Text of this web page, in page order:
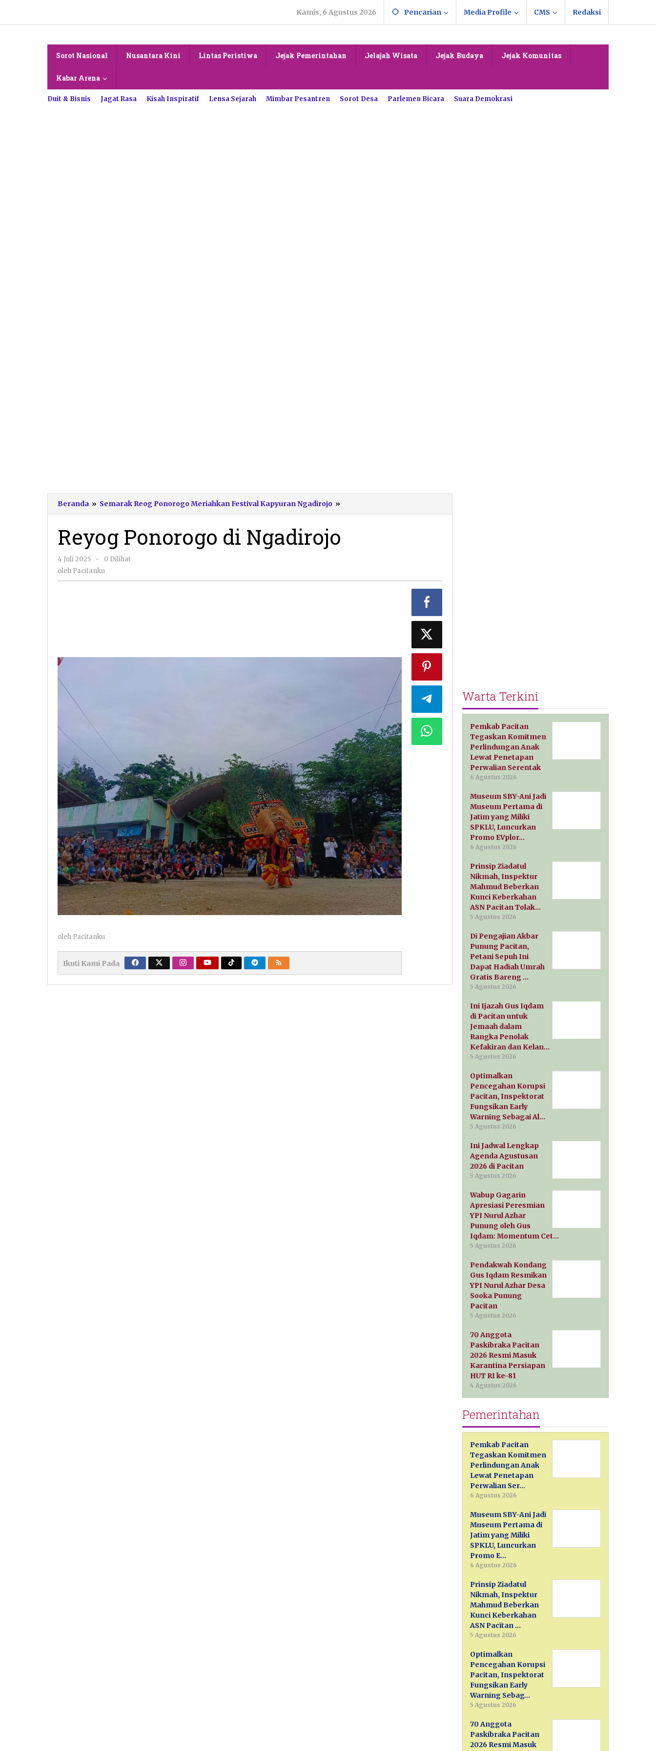
konten
Kamis, 6 Agustus 2026 Pencarian Media Profile CMS Redaksi
Sorot Nasional Nusantara Kini Lintas Peristiwa Jejak Pemerintahan Jelajah Wisata Jejak Budaya Jejak Komunitas
Kabar Arena
Duit & Bisnis Jagat Rasa Kisah Inspiratif Lensa Sejarah Mimbar Pesantren Sorot Desa Parlemen Bicara Suara Demokrasi
Beranda » Semarak Reog Ponorogo Meriahkan Festival Kapyuran Ngadirojo »
Ponorogo
Reyog Ponorogo di Ngadirojo
4 Juli 2025
oleh
Pacitanku
-
0 Dilihat
oleh Pacitanku
oleh Pacitanku
Ikuti Kami Pada
Warta Terkini
Pemkab Pacitan
Tegaskan Komitmen
Perlindungan Anak
Lewat Penetapan
Perwalian Serentak
6 Agustus 2026
Museum SBY-Ani Jadi
Museum Pertama di
Jatim yang Miliki
SPKLU, Luncurkan
Promo EVplor…
6 Agustus 2026
Prinsip Ziadatul
Nikmah, Inspektur
Mahmud Beberkan
Kunci Keberkahan
ASN Pacitan Tolak…
5 Agustus 2026
Di Pengajian Akbar
Punung Pacitan,
Petani Sepuh Ini
Dapat Hadiah Umrah
Gratis Bareng …
5 Agustus 2026
Ini Ijazah Gus Iqdam
di Pacitan untuk
Jemaah dalam
Rangka Penolak
Kefakiran dan Kelan…
5 Agustus 2026
Optimalkan
Pencegahan Korupsi
Pacitan, Inspektorat
Fungsikan Early
Warning Sebagai Al…
5 Agustus 2026
Ini Jadwal Lengkap
Agenda Agustusan
2026 di Pacitan
5 Agustus 2026
Wabup Gagarin
Apresiasi Peresmian
YPI Nurul Azhar
Punung oleh Gus
Iqdam: Momentum Cet…
5 Agustus 2026
Pendakwah Kondang
Gus Iqdam Resmikan
YPI Nurul Azhar Desa
Sooka Punung
Pacitan
5 Agustus 2026
70 Anggota
Paskibraka Pacitan
2026 Resmi Masuk
Karantina Persiapan
HUT RI ke-81
4 Agustus 2026
Pemerintahan
Pemkab Pacitan
Tegaskan Komitmen
Perlindungan Anak
Lewat Penetapan
Perwalian Ser…
6 Agustus 2026
Museum SBY-Ani Jadi
Museum Pertama di
Jatim yang Miliki
SPKLU, Luncurkan
Promo E…
6 Agustus 2026
Prinsip Ziadatul
Nikmah, Inspektur
Mahmud Beberkan
Kunci Keberkahan
ASN Pacitan …
5 Agustus 2026
Optimalkan
Pencegahan Korupsi
Pacitan, Inspektorat
Fungsikan Early
Warning Sebag…
5 Agustus 2026
70 Anggota
Paskibraka Pacitan
2026 Resmi Masuk